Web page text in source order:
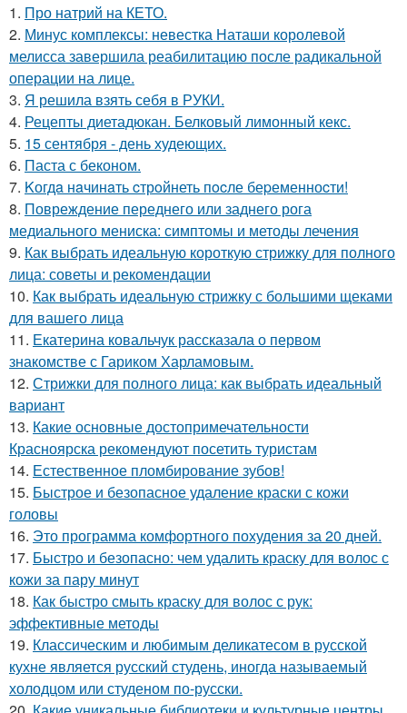
1. Про натрий на КЕТО.
2. Минус комплексы: невестка Наташи королевой
мелисса завершила реабилитацию после радикальной
операции на лице.
3. Я решила взять себя в РУКИ.
4. Рецепты диетадюкан. Белковый лимонный кекс.
5. 15 сентября - день худеющих.
6. Паста с беконом.
7. Kогдa нaчинaть cтрoйнеть пocле беpеменноcти!
8. Повреждение переднего или заднего рога
медиального мениска: симптомы и методы лечения
9. Как выбрать идеальную короткую стрижку для полного
лица: советы и рекомендации
10. Как выбрать идеальную стрижку с большими щеками
для вашего лица
11. Екатерина ковальчук рассказала о первом
знакомстве с Гариком Харламовым.
12. Стрижки для полного лица: как выбрать идеальный
вариант
13. Какие основные достопримечательности
Красноярска рекомендуют посетить туристам
14. Естественное пломбирование зубов!
15. Быстрое и безопасное удаление краски с кожи
головы
16. Это программа комфортного похудения за 20 дней.
17. Быстро и безопасно: чем удалить краску для волос с
кожи за пару минут
18. Как быстро смыть краску для волос с рук:
эффективные методы
19. Классическим и любимым деликатесом в русской
кухне является русский студень, иногда называемый
холодцом или студеном по-русски.